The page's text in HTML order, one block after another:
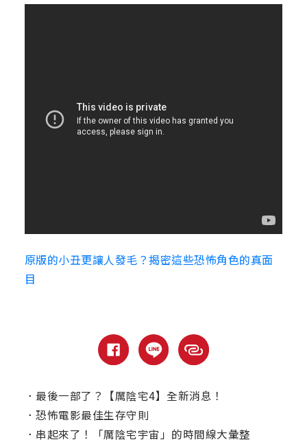
原版的小丑更讓人發毛？揭密這些恐怖角色的真面
目
． 最後一部了？【厲陰宅4】全新消息！
． 恐怖電影最佳生存守則
． 串起來了！「厲陰宅宇宙」的時間線大彙整